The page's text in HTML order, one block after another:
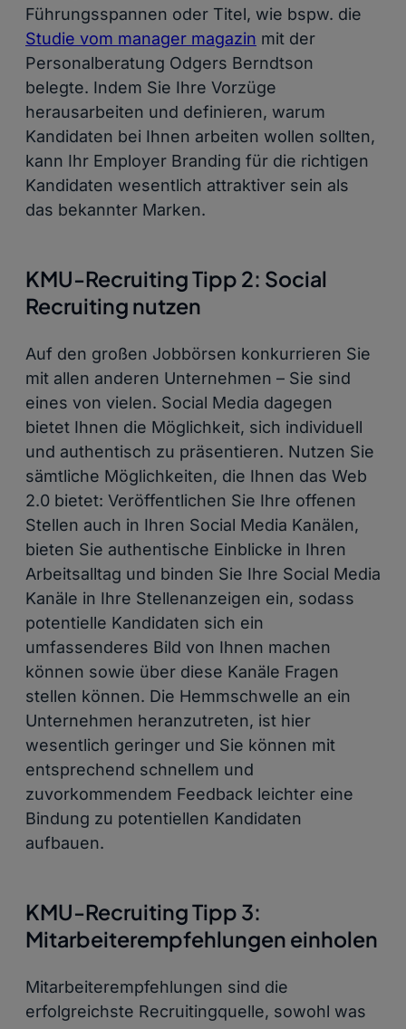
Führungsspannen oder Titel, wie bspw. die
Studie vom manager magazin mit der
Personalberatung Odgers Berndtson
belegte. Indem Sie Ihre Vorzüge
herausarbeiten und definieren, warum
Kandidaten bei Ihnen arbeiten wollen sollten,
kann Ihr Employer Branding für die richtigen
Kandidaten wesentlich attraktiver sein als
das bekannter Marken.
KMU-Recruiting Tipp 2: Social
Recruiting nutzen
Auf den großen Jobbörsen konkurrieren Sie
mit allen anderen Unternehmen – Sie sind
eines von vielen. Social Media dagegen
bietet Ihnen die Möglichkeit, sich individuell
und authentisch zu präsentieren. Nutzen Sie
sämtliche Möglichkeiten, die Ihnen das Web
2.0 bietet: Veröffentlichen Sie Ihre offenen
Stellen auch in Ihren Social Media Kanälen,
bieten Sie authentische Einblicke in Ihren
Arbeitsalltag und binden Sie Ihre Social Media
Kanäle in Ihre Stellenanzeigen ein, sodass
potentielle Kandidaten sich ein
umfassenderes Bild von Ihnen machen
können sowie über diese Kanäle Fragen
stellen können. Die Hemmschwelle an ein
Unternehmen heranzutreten, ist hier
wesentlich geringer und Sie können mit
entsprechend schnellem und
zuvorkommendem Feedback leichter eine
Bindung zu potentiellen Kandidaten
aufbauen.
KMU-Recruiting Tipp 3:
Mitarbeiterempfehlungen einholen
Mitarbeiterempfehlungen sind die
erfolgreichste Recruitingquelle, sowohl was